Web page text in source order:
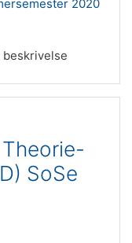
2020
beskrivelse
SoSe